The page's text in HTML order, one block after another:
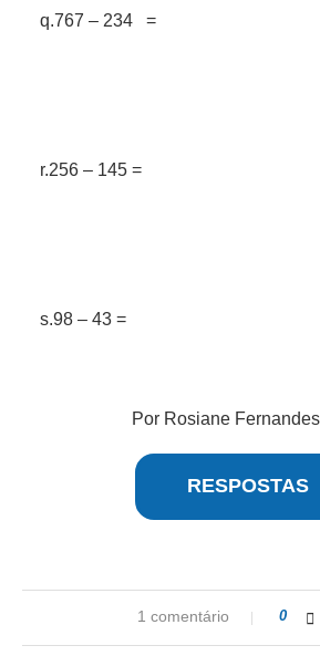
q.767 – 234 =
r.256 – 145 =
s.98 – 43 =
Por Rosiane
RESPOSTAS
1 comentário 0